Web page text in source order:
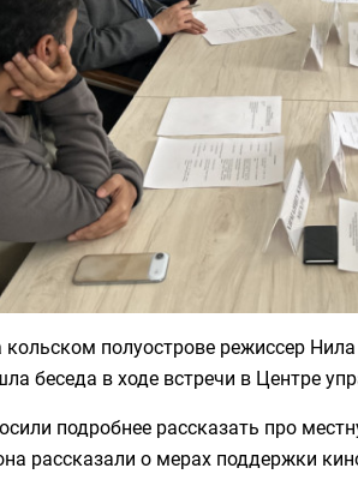
кольском полуострове режиссер
беседа в ходе встречи в Центре
подробнее рассказать про
рассказали о мерах поддержки